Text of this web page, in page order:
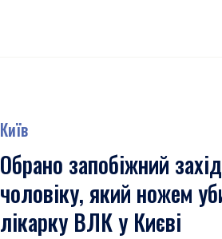
Київ
Обрано запобіжний захід
чоловіку, який ножем
лікарку ВЛК у Києві